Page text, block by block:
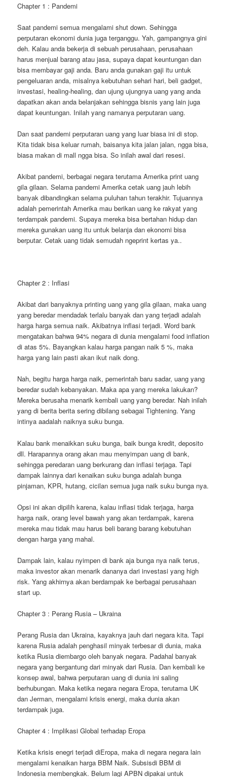
Chapter 1 : Pandemi
Saat pandemi semua mengalami shut down. Sehingga
perputaran ekonomi dunia juga terganggu. Yah, gampangnya gini
deh. Kalau anda bekerja di sebuah perusahaan, perusahaan
harus menjual barang atau jasa, supaya dapat keuntungan dan
bisa membayar gaji anda. Baru anda gunakan gaji itu untuk
pengeluaran anda, misalnya kebutuhan sehari hari, beli gadget,
investasi, healing-healing, dan ujung ujungnya uang yang anda
dapatkan akan anda belanjakan sehingga bisnis yang lain juga
dapat keuntungan. Inilah yang namanya perputaran uang.
Dan saat pandemi perputaran uang yang luar biasa ini di stop.
Kita tidak bisa keluar rumah, baisanya kita jalan jalan, ngga bisa,
biasa makan di mall ngga bisa. So inilah awal dari resesi.
Akibat pandemi, berbagai negara terutama Amerika print uang
gila gilaan. Selama pandemi Amerika cetak uang jauh lebih
banyak dibandingkan selama puluhan tahun terakhir. Tujuannya
adalah pemerintah Amerika mau berikan uang ke rakyat yang
terdampak pandemi. Supaya mereka bisa bertahan hidup dan
mereka gunakan uang itu untuk belanja dan ekonomi bisa
berputar. Cetak uang tidak semudah ngeprint kertas ya..
Chapter 2 : Inflasi
Akibat dari banyaknya printing uang yang gila gilaan, maka uang
yang beredar mendadak terlalu banyak dan yang terjadi adalah
harga harga semua naik. Akibatnya inflasi terjadi. Word bank
mengatakan bahwa 94% negara di dunia mengalami food inflation
di atas 5%. Bayangkan kalau harga pangan naik 5 %, maka
harga yang lain pasti akan ikut naik dong.
Nah, begitu harga harga naik, pemerintah baru sadar, uang yang
beredar sudah kebanyakan. Maka apa yang mereka lakukan?
Mereka berusaha menarik kembali uang yang beredar. Nah inilah
yang di berita berita sering dibilang sebagai Tightening. Yang
intinya aadalah naiknya suku bunga.
Kalau bank menaikkan suku bunga, baik bunga kredit, deposito
dll. Harapannya orang akan mau menyimpan uang di bank,
sehingga peredaran uang berkurang dan inflasi terjaga. Tapi
dampak lainnya dari kenaikan suku bunga adalah bunga
pinjaman, KPR, hutang, cicilan semua juga naik suku bunga nya.
Opsi ini akan dipilih karena, kalau inflasi tidak terjaga, harga
harga naik, orang level bawah yang akan terdampak, karena
mereka mau tidak mau harus beli barang barang kebutuhan
dengan harga yang mahal.
Dampak lain, kalau nyimpen di bank aja bunga nya naik terus,
maka investor akan menarik dananya dari investasi yang high
risk. Yang akhirnya akan berdampak ke berbagai perusahaan
start up.
Chapter 3 : Perang Rusia – Ukraina
Perang Rusia dan Ukraina, kayaknya jauh dari negara kita. Tapi
karena Rusia adalah penghasil minyak terbesar di dunia, maka
ketika Rusia diembargo oleh banyak negara. Padahal banyak
negara yang bergantung dari minyak dari Rusia. Dan kembali ke
konsep awal, bahwa perputaran uang di dunia ini saling
berhubungan. Maka ketika negara negara Eropa, terutama UK
dan Jerman, mengalami krisis energi, maka dunia akan
terdampak juga.
Chapter 4 : Implikasi Global terhadap Eropa
Ketika krisis enegri terjadi diEropa, maka di negara negara lain
mengalami kenaikan harga BBM Naik. Subsisdi BBM di
Indonesia membengkak. Belum lagi APBN dipakai untuk